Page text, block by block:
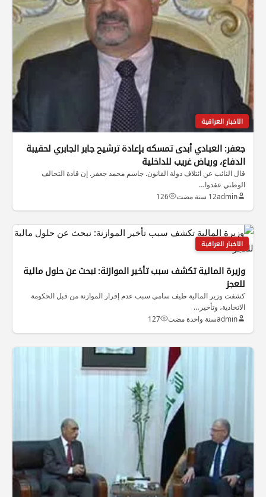
الاخبار العراقية
جعفر: العبادي أبدى تمسكه بإعادة ترشيح جابر الجابري لحقيبة
الدفاع، ورياض غريب للداخلية
قال النائب عن ائتلاف دولة القانون. جاسم محمد جعفر. إن قادة التحالف
الوطني عقدوا…
admin12 سنة مضت 126
الاخبار العراقية
وزيرة المالية تكشف سبب تأخير الموازنة: نبحث عن حلول مالية
للعجز
كشفت وزير المالية طيف سامي سبب عدم إقرار الموازنة من قبل الحكومة
الاتحادية، وتأخير…
adminسنة واحدة مضت 127